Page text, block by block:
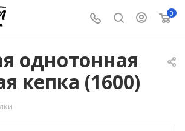
0
однотонная
кепка (1600)